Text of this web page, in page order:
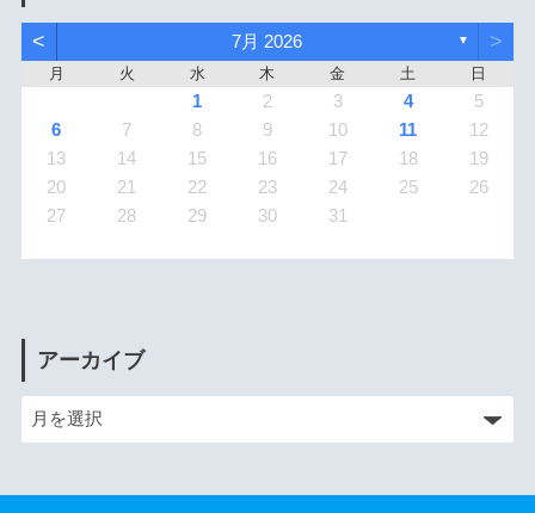
< 7月 2026 ▼ >
月 火 水 木 金 土 日
1 2 3 4
5
6
7 8 9 10 11
12
13
14 15 16 17 18
19
20
21 22 23 24 25
26
27
28 29 30 31
アーカイブ